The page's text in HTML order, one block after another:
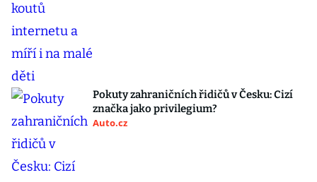
Pokuty zahraničních řidičů v Česku: Cizí
značka jako privilegium?
Auto.cz